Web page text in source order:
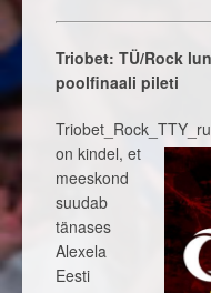
Triobet: TÜ/Rock
poolfinaali pileti
on kindel, et
meeskond
suudab
tänases
Alexela
Eesti